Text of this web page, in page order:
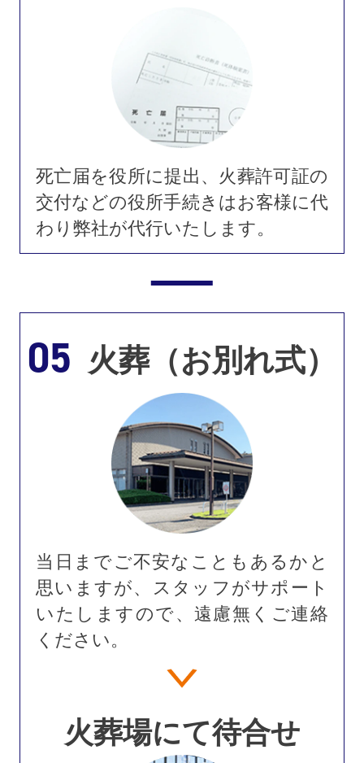
死亡届を役所に提出、火葬許可証の
交付などの役所手続きはお客様に代
わり弊社が代行いたします。
05 火葬（お別れ式）
当日までご不安なこともあるかと
思いますが、スタッフがサポート
いたしますので、遠慮無くご連絡
ください。
火葬場にて待合せ